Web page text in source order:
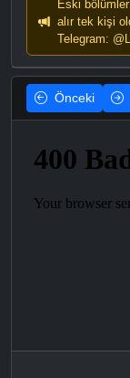
Eski
alır tek kişi
Telegram:
Önceki